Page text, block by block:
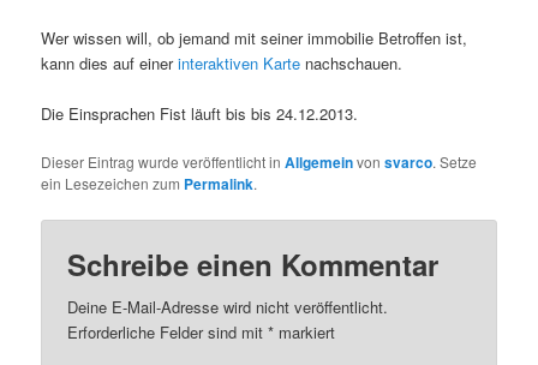
Wer wissen will, ob jemand mit seiner immobilie Betroffen ist,
kann dies auf einerinteraktiven Karte nachschauen.
Die Einsprachen Fist läuft bis bis 24.12.2013.
Dieser Eintrag wurde veröffentlicht inAllgemeinvonsvarco. Setze
ein Lesezeichen zum Permalink.
Schreibe einen Kommentar
Deine E-Mail-Adresse wird nicht veröffentlicht.
Erforderliche Felder sind mit* markiert